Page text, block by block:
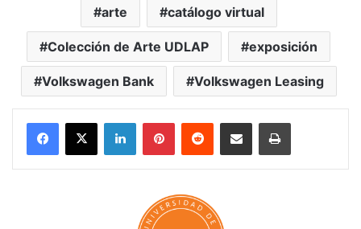
arte catálogo virtual
Colección de Arte UDLAP exposición
Volkswagen Bank Volkswagen Leasing
LinkedInPinterestReddit Share via Email Print